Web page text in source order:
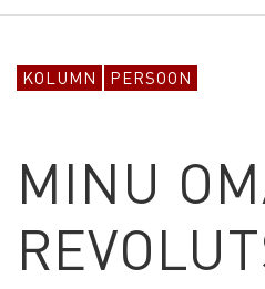
KOLUMN PERSOON
MINU